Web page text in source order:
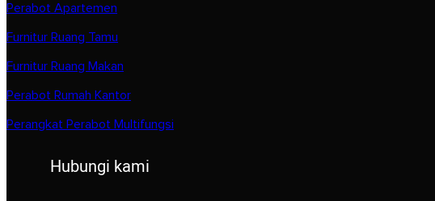
Perabot Apartemen
Furnitur Ruang Tamu
Furnitur Ruang Makan
Perabot Rumah Kantor
Perangkat Perabot Multifungsi
Hubungi kami